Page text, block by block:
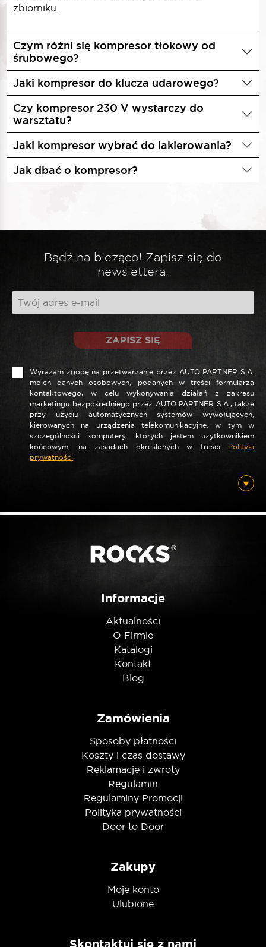
zbiorniku.
Czym różni się kompresor tłokowy od
śrubowego?
Jaki kompresor do klucza udarowego?
Czy kompresor 230 V wystarczy do
warsztatu?
Jaki kompresor wybrać do lakierowania?
Jak dbać o kompresor?
Bądź na bieżąco! Zapisz się do
newslettera.
ZAPISZ SIĘ
Wyrażam zgodę na przetwarzanie przez AUTO PARTNER S.A.
moich danych osobowych, podanych w treści formularza
kontaktowego, w celu wykonywania działań z zakresu
marketingu bezpośredniego przez AUTO PARTNER S.A., także
przy użyciu automatycznych systemów wywołujących,
kierowanych na urządzenia telekomunikacyjne, w tym w
szczególności komputery, których jestem użytkownikiem
końcowym, na zasadach określonych w treści Polityki
prywatności
Informacje
Aktualności
O Firmie
Katalogi
Kontakt
Blog
Zamówienia
Sposoby płatności
Koszty i czas dostawy
Reklamacje i zwroty
Regulamin
Regulaminy Promocji
Polityka prywatności
Door to Door
Zakupy
Moje konto
Ulubione